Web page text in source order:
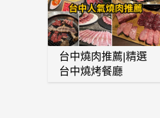
台中燒肉推薦|精選
台中燒烤餐廳